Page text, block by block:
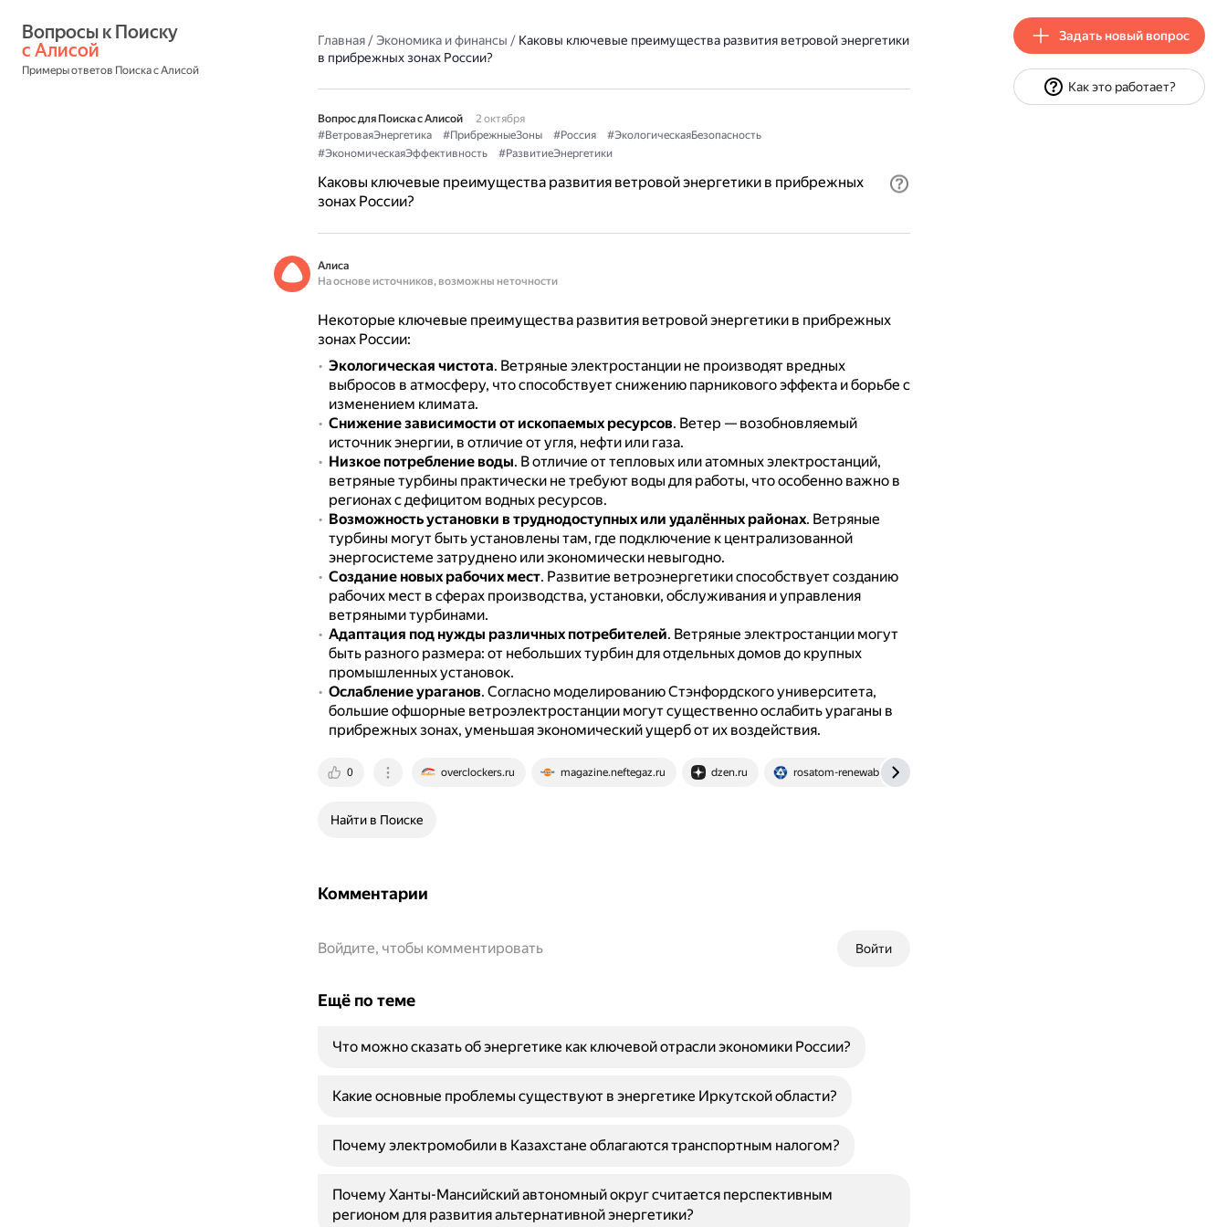
с Алисой
Примеры ответов Поиска с Алисой
Главная/Экономика и финансы / Каковы ключевые преимущества развития ветровой энергетики
в прибрежных зонах России?
Вопрос для Поиска с Алисой
2 октября
#ВетроваяЭнергетика
#ПрибрежныеЗоны #Россия
#ЭкологическаяБезопасность
#ЭкономическаяЭффективность
#РазвитиеЭнергетики
Каковы ключевые преимущества развития ветровой энергетики в прибрежных
зонах России?
Алиса
На основе источников, возможны неточности
Некоторые ключевые преимущества развития ветровой энергетики в прибрежных
зонах России:
Экологическая чистота. Ветряные электростанции не производят вредных
выбросов в атмосферу, что способствует снижению парникового эффекта и борьбе с
изменением климата.
Снижение зависимости от ископаемых ресурсов. Ветер — возобновляемый
источник энергии, в отличие от угля, нефти или газа.
Низкое потребление воды. В отличие от тепловых или атомных электростанций,
ветряные турбины практически не требуют воды для работы, что особенно важно в
регионах с дефицитом водных ресурсов.
Возможность установки в труднодоступных или удалённых районах. Ветряные
турбины могут быть установлены там, где подключение к централизованной
энергосистеме затруднено или экономически невыгодно.
Создание новых рабочих мест. Развитие ветроэнергетики способствует созданию
рабочих мест в сферах производства, установки, обслуживания и управления
ветряными турбинами.
Адаптация под нужды различных потребителей. Ветряные электростанции могут
быть разного размера: от небольших турбин для отдельных домов до крупных
промышленных установок.
Ослабление ураганов. Согласно моделированию Стэнфордского университета,
большие офшорные ветроэлектростанции могут существенно ослабить ураганы в
прибрежных зонах, уменьшая экономический ущерб от их воздействия.
0 overclockers.ru magazine.neftegaz.ru dzen.ru rosatom-renewables.ru
Найти в Поиске
Комментарии
Войти
Войдите, чтобы комментировать
Ещё по теме
Что можно сказать об энергетике как ключевой отрасли экономики России?
Какие основные проблемы существуют в энергетике Иркутской области?
Почему электромобили в Казахстане облагаются транспортным налогом?
Почему Ханты-Мансийский автономный округ считается перспективным
регионом для развития альтернативной энергетики?
Задать новый вопрос
Как это работает?